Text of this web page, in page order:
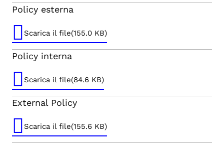
Policy esterna
Scarica il file(155.0 KB)
Policy interna
Scarica il file(84.6 KB)
External Policy
Scarica il file(155.6 KB)